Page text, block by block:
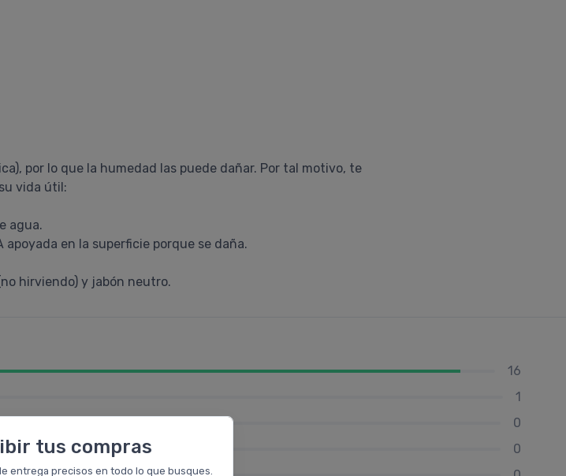
tus compras
entrega precisos en todo lo que busques.
por lo que la humedad las puede dañar. Por tal motivo, te
vida útil:
agua.
en la superficie porque se daña.
hirviendo) y jabón neutro.
16
1
0
0